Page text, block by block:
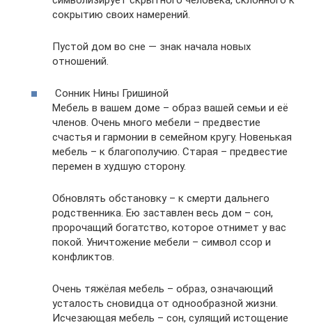
сокрытию своих намерений.
Пустой дом во сне — знак начала новых
отношений.
Сонник Нины Гришиной
Мебель в вашем доме – образ вашей семьи и её
членов. Очень много мебели – предвестие
счастья и гармонии в семейном кругу. Новенькая
мебель – к благополучию. Старая – предвестие
перемен в худшую сторону.
Обновлять обстановку – к смерти дальнего
родственника. Ею заставлен весь дом – сон,
пророчащий богатство, которое отнимет у вас
покой. Уничтожение мебели – символ ссор и
конфликтов.
Очень тяжёлая мебель – образ, означающий
усталость сновидца от однообразной жизни.
Исчезающая мебель – сон, сулящий истощение